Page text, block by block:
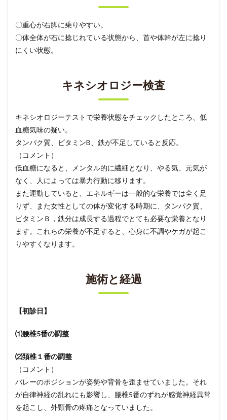
〇重心が右脚に乗りやすい。
〇体全体が右に捻じれている状態から、首や体幹が左に捻り
にくい状態。
キネシオロジー検査
キネシオロジーテストで栄養状態をチェックしたところ、低
血糖気味の疑い。
タンパク質、ビタミンB、鉄が不足していると反応。
（コメント）
低血糖になると、メンタル的に繊細となり、やる気、元気が
なく、人によっては暴力行動に移ります。
また運動していると、エネルギーは一般的な栄養では全く足
りず、また女性としての体が変化する時期に、タンパク質、
ビタミンＢ，鉄分は成長する過程でとても必要な栄養となり
ます。これらの栄養が不足すると、心身に不調やケガが起こ
りやすくなります。
施術と経過
【初診日】
⑴腰椎5番の調整
⑵頚椎１番の調整
（コメント）
バレーのポジションが姿勢や背骨を歪ませていました。それ
が自律神経の乱れにも影響し、腰椎5番のずれが感覚神経異常
を起こし、外頸骨の疼痛となっていました。